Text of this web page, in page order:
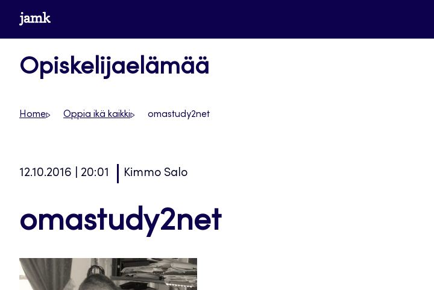
Siirrywww.jamk.fi
Opiskelijaelämää
Home Oppia ikä kaikki omastudy2net
12.10.2016 | 20:01 Kimmo Salo
omastudy2net